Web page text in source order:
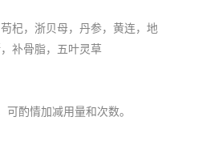
杞，浙贝母，丹参，黄连，地
补骨脂，五叶灵草
可酌情加减用量和次数。